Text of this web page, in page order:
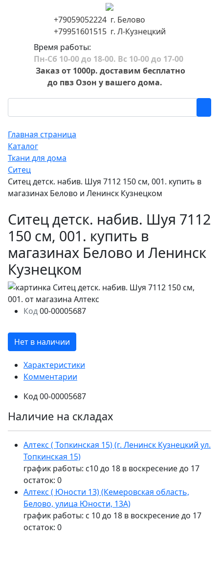
+79059052224 г. Белово
+79951601515 г. Л-Кузнецкий
Время работы:
Пн-Сб 10-00 до 18-00. Вс 10-00 до 17-00
Заказ от 1000р. доставим бесплатно
до пвз Озон у вашего дома.
Главная страница
Каталог
Ткани для дома
Ситец
Ситец детск. набив. Шуя 7112 150 см, 001. купить в
магазинах Белово и Ленинск Кузнецком
Ситец детск. набив. Шуя 7112
150 см, 001. купить в
магазинах Белово и Ленинск
Кузнецком
Код00-00005687
Нет в наличии
Характеристики
Комментарии
Код00-00005687
Наличие на складах
Алтекс ( Топкинская 15) (г. Ленинск Кузнецкий ул.
Топкинская 15)
график работы: с10 до 18 в воскресение до 17
остаток: 0
Алтекс ( Юности 13) (Кемеровская область,
Белово, улица Юности, 13А)
график работы: с 10 до 18 в воскресение до 17
остаток: 0